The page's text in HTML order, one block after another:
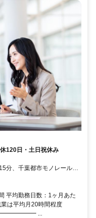
120日・土日祝休み
分、千葉都市モノレール
「東千葉駅」より徒歩12分
平均勤務日数：1ヶ月あた
は平均月20時間程度
...